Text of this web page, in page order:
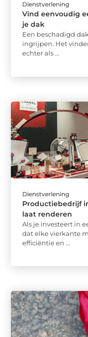
Dienstverlening
Vind eenvoudig
je dak
Een beschadigd
ingrijpen. Het
echter als ...
Dienstverlening
Productiebedrijf
laat renderen
Als je investeert in
dat elke vierkante
efficiëntie en ...